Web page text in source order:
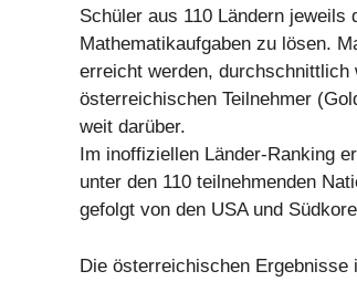
Schüler aus 110 Ländern
Mathematikaufgaben zu lösen.
erreicht werden, durchschnittlich
österreichischen Teilnehmer
weit darüber.
Im inoffiziellen Länder-Ranking
unter den 110 teilnehmenden
gefolgt von den USA und
Die österreichischen Ergebnisse